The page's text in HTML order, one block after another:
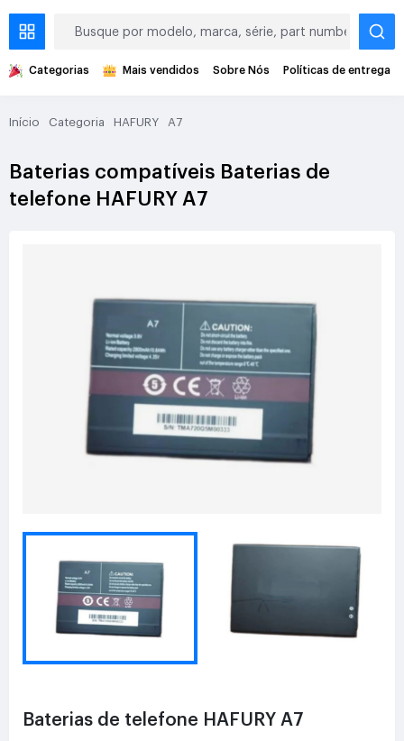
Categorias Mais vendidos Sobre Nós Políticas de entrega
Início Categoria HAFURY A7
Baterias compatíveis Baterias de
telefone HAFURY A7
Baterias de telefone HAFURY A7